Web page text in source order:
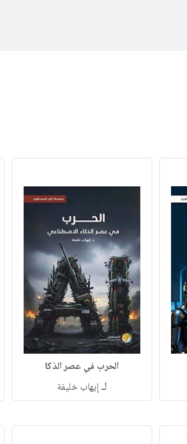
الحرب في عصر الذكا
لـإيهاب خليفة